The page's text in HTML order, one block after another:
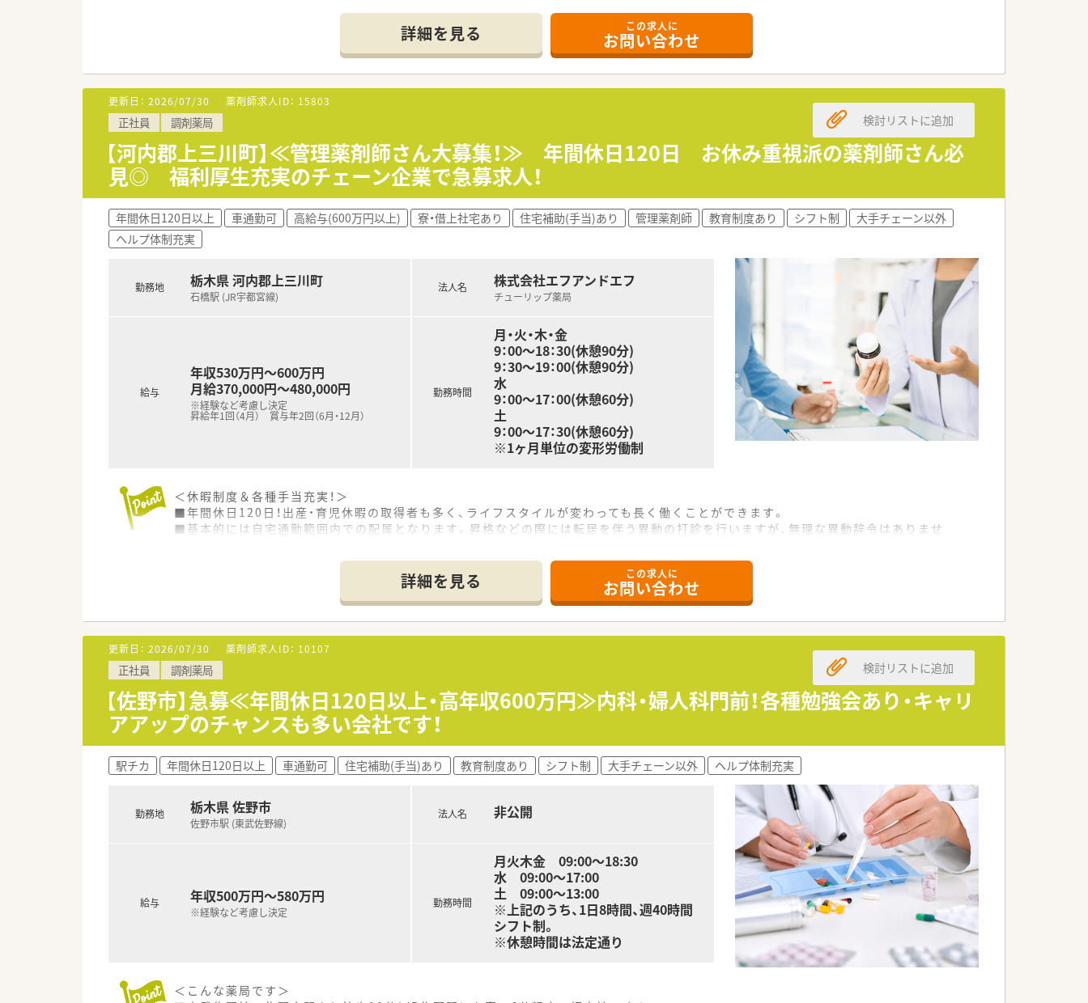
■それぞれの薬局が各医療分野の専門クリニックに隣接しており、漢方を多く扱う店舗や、
介護施設への調剤を行う店舗など、多岐にわたり宇都宮市の医療をサポートしております。
専門的かつ総合的に薬学的知識を習得することが可能です。
詳細を見る この求人に
お問い合わせ
更新日： 2026/07/30 薬剤師求人ID： 15803
正社員 調剤薬局
【河内郡上三川町】≪管理薬剤師さん大募集！≫ 年間休日120日 お休み重視派の薬剤師さん必
見◎ 福利厚生充実のチェーン企業で急募求人！
検討リストに追加
年間休日120日以上 車通勤可 高給与(600万円以上) 寮・借上社宅あり 住宅補助(手当)あり 管理薬剤師 教育制度あり シフト制
大手チェーン以外
ヘルプ体制充実
勤務地 栃木県 河内郡上三川町
石橋駅 (JR宇都宮線)
給与
年収530万円～600万円
月給370,000円～480,000円
※経験など考慮し決定
昇給年1回（4月） 賞与年2回（6月・12月）
法人名 株式会社エフアンドエフ
チューリップ薬局
勤務時間
月・火・木・金
9：00～18：30(休憩90分)
9：30～19：00(休憩90分)
水
9：00～17：00(休憩60分)
土
9：00～17：30(休憩60分)
※1ヶ月単位の変形労働制
＜休暇制度＆各種手当充実！＞
■年間休日120日！出産・育児休暇の取得者も多く、ライフスタイルが変わっても長く働くことができます。
■基本的には自宅通勤範囲内での配属となります。昇格などの際には転居を伴う異動の打診を行いますが、無理な異動辞令はありませ
■毎月最大30,000円までの住宅補助制度がございます。
■他にも、ご経験に応じて職務手当、皆勤手当、給食手当等、各種手当が充実しています。
■新人の方にはフォローアップ研修を設けて苦手分野克服のフォローを行っております。
■中途研修時も、調剤未経験者には新入社員と同様の研修を行う事で基礎から業務を学んで頂き、早期に活躍頂ける様にサポートしてお
ります。
■管理者研修は将来の経営幹部候補として経営、人材育成、運営を外部講師を招いて学んで頂いております。
■毎年、アメリカへ海外視察研修を実施しています。
他国の医療事情を視察し世界を視野に入れ、新しい可能性を考えるきっかけを掴んでもらうことを目的としています。
＜こんな薬局です＞
■門前クリニックより、内科・小児科の処方箋をメインに応需しています。
■処方枚数は1日40～50枚程度。薬剤師さん常時2名体制で運営しています。
■採用品目数は約1,200品目程ございます。
■県道沿いにありながらも自然に囲まれていて落ち着いた雰囲気のある店舗です。
■栃木県を中心に関東にて52店舗展開しているチェーン薬局です。
■調剤薬局の運営の他に医療モールの企画・出店や開業支援を行うなど医療業界に密着した事業展開を行っています。
■地域の皆様に頼って頂ける様にかかりつけ薬剤師の推進、在宅医療の推進を行っています。
■普段薬局へご来局頂けない方へも当社を知って頂ける様に地域の行事へも積極的に参加しております。
詳細を見る この求人に
お問い合わせ
更新日： 2026/07/30 薬剤師求人ID： 10107
正社員 調剤薬局
【佐野市】急募≪年間休日120日以上・高年収600万円≫内科・婦人科門前！各種勉強会あり・キャリ
アアップのチャンスも多い会社です！
検討リストに追加
駅チカ 年間休日120日以上 車通勤可 住宅補助(手当)あり 教育制度あり シフト制 大手チェーン以外 ヘルプ体制充実
勤務地 栃木県 佐野市
佐野市駅 (東武佐野線)
給与 年収500万円～580万円
※経験など考慮し決定
法人名 非公開
勤務時間
月火木金 09:00～18:30
水 09:00～17:00
土 09:00～13:00
※上記のうち、1日8時間、週40時間
シフト制。
※休憩時間は法定通り
＜こんな薬局です＞